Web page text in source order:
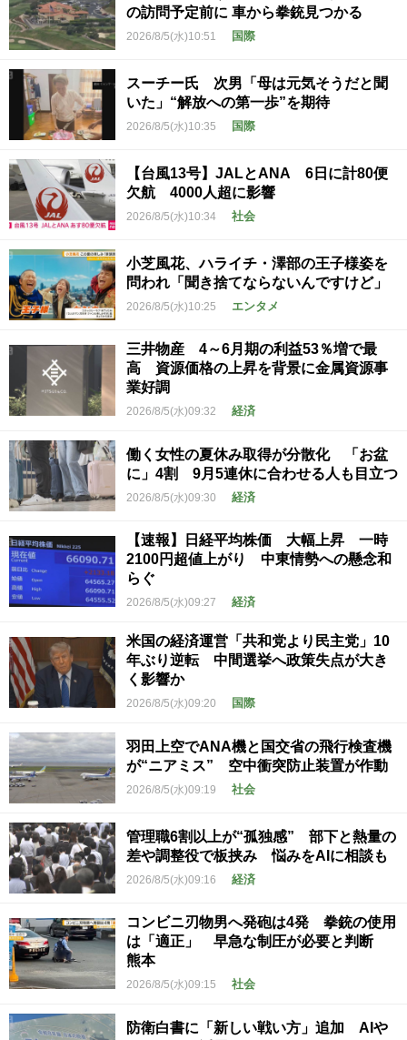
の訪問予定前に 車から拳銃見つかる
2026/8/5(水)10:51 国際
スーチー氏 次男「母は元気そうだと聞
いた」“解放への第一歩”を期待
2026/8/5(水)10:35 国際
【台風13号】JALとANA 6日に計80便
欠航 4000人超に影響
2026/8/5(水)10:34 社会
小芝風花、ハライチ・澤部の王子様姿を
問われ「聞き捨てならないんですけど」
2026/8/5(水)10:25 エンタメ
三井物産 4～6月期の利益53％増で最
高 資源価格の上昇を背景に金属資源事
業好調
2026/8/5(水)09:32 経済
働く女性の夏休み取得が分散化 「お盆
に」4割 9月5連休に合わせる人も目立つ
2026/8/5(水)09:30 経済
【速報】日経平均株価 大幅上昇 一時
2100円超値上がり 中東情勢への懸念和
らぐ
2026/8/5(水)09:27 経済
米国の経済運営「共和党より民主党」10
年ぶり逆転 中間選挙へ政策失点が大き
く影響か
2026/8/5(水)09:20 国際
羽田上空でANA機と国交省の飛行検査機
が“ニアミス” 空中衝突防止装置が作動
2026/8/5(水)09:19 社会
管理職6割以上が“孤独感” 部下と熱量の
差や調整役で板挟み 悩みをAIに相談も
2026/8/5(水)09:16 経済
コンビニ刃物男へ発砲は4発 拳銃の使用
は「適正」 早急な制圧が必要と判断
熊本
2026/8/5(水)09:15 社会
防衛白書に「新しい戦い方」追加 AIや